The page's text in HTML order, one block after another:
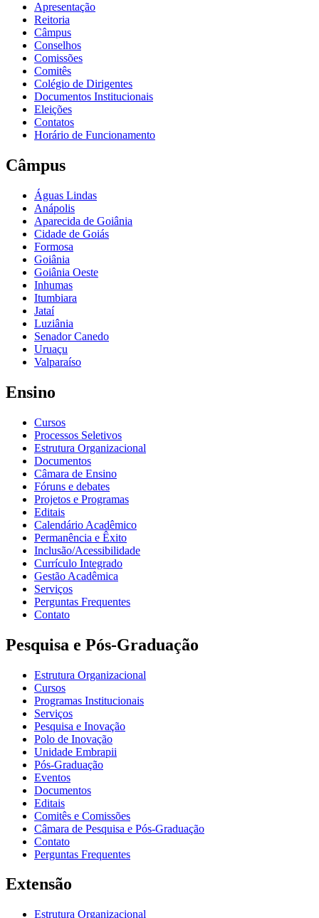
Apresentação
Reitoria
Câmpus
Conselhos
Comissões
Comitês
Colégio de Dirigentes
Documentos Institucionais
Eleições
Contatos
Horário de Funcionamento
Câmpus
Águas Lindas
Anápolis
Aparecida de Goiânia
Cidade de Goiás
Formosa
Goiânia
Goiânia Oeste
Inhumas
Itumbiara
Jataí
Luziânia
Senador Canedo
Uruaçu
Valparaíso
Ensino
Cursos
Processos Seletivos
Estrutura Organizacional
Documentos
Câmara de Ensino
Fóruns e debates
Projetos e Programas
Editais
Calendário Acadêmico
Permanência e Êxito
Inclusão/Acessibilidade
Currículo Integrado
Gestão Acadêmica
Serviços
Perguntas Frequentes
Contato
Pesquisa e Pós-Graduação
Estrutura Organizacional
Cursos
Programas Institucionais
Serviços
Pesquisa e Inovação
Polo de Inovação
Unidade Embrapii
Pós-Graduação
Eventos
Documentos
Editais
Comitês e Comissões
Câmara de Pesquisa e Pós-Graduação
Contato
Perguntas Frequentes
Extensão
Estrutura Organizacional